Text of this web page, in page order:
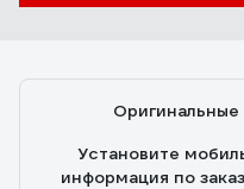
Оригинальные
Установите
информация по